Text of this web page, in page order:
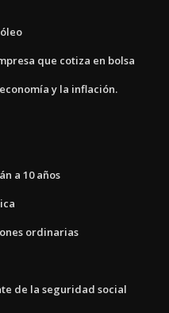
que cotiza en bolsa
y la inflación.
a 10 años
ordinarias
de la seguridad social